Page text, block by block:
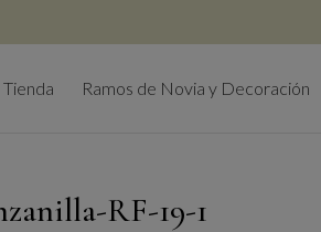
Tienda Ramos de Novia y Decoración
RF-19-1